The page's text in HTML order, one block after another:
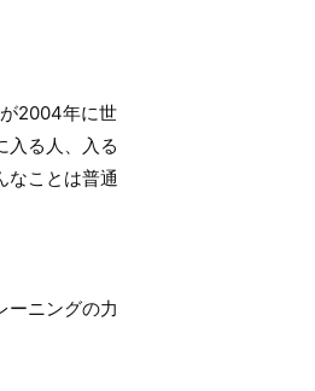
2004年に世
入る人、入る
なことは普通
ーニングの力